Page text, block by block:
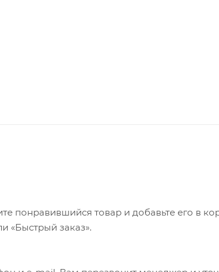
понравившийся товар и добавьте его в
«Быстрый заказ».